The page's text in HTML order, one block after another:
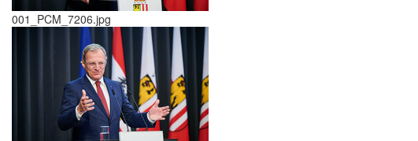
001_PCM_7206.jpg